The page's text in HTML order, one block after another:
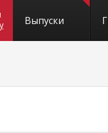
Выпуски